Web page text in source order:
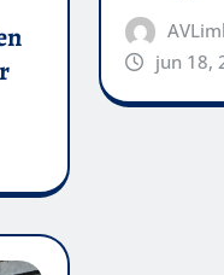
jun 18,